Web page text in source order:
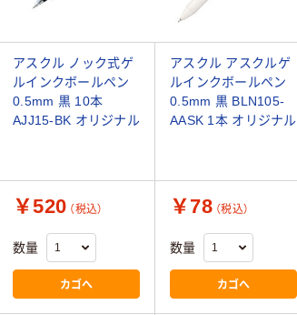
アスクル ノック式ゲ
ルインクボールペン
0.5mm 黒 10本
AJJ15-BK オリジナル
アスクル アスクルゲ
ルインクボールペン
0.5mm 黒 BLN105-
AASK 1本 オリジナル
￥520 （税込）
数量
カゴへ
￥78 （税込）
数量
カゴへ